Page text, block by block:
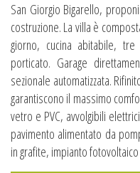
San Giorgio Bigarello,
costruzione. La villa è
giorno, cucina abitabile,
porticato. Garage
sezionale automatizzata.
garantiscono il massimo
vetro e PVC, avvolgibili
pavimento alimentato da
in grafite, impianto fotovoltaico